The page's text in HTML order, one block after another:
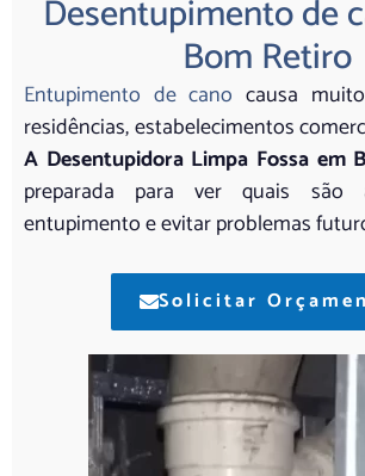
Desentupimento de
Bom Retiro
Entupimento de cano causa
residências, estabelecimentos
A Desentupidora Limpa Fossa em
preparada para ver quais são
entupimento e evitar problemas
Solicitar